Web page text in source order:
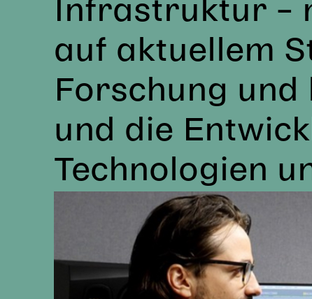
Infrastruktur –
auf aktuellem
Forschung
und die
Technologien